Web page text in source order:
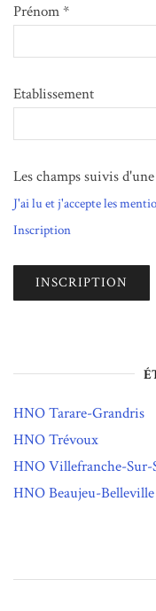
Prénom *
Etablissement
Les champs suivis
J'ai lu et j'accepte les
Inscription
HNO Tarare-Grandris
HNO Trévoux
HNO Villefranche-Sur-
HNO Beaujeu-Belleville